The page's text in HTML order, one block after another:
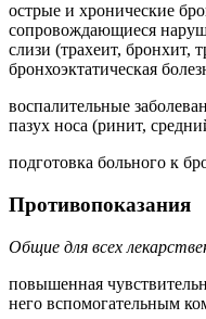
острые и хронические
сопровождающиеся
слизи (трахеит, бронхит,
бронхоэктатическая
воспалительные
пазух носа (ринит,
подготовка больного к
Противопоказания
Общие для всех
повышенная
него вспомогательным